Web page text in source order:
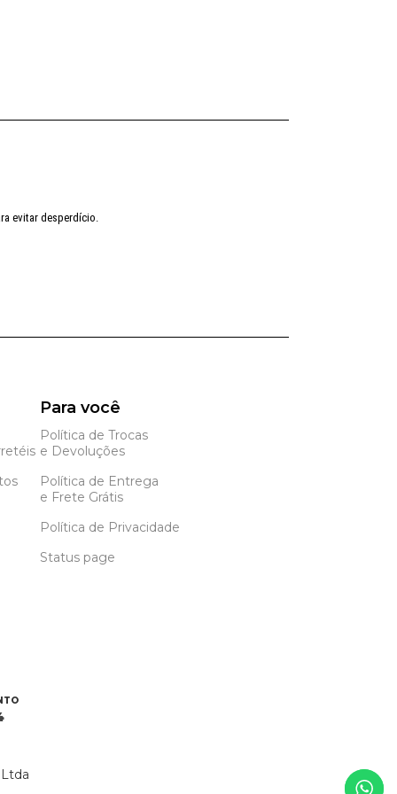
evitar desperdício.
Para você
Política de Trocas
e Devoluções
Política de Entrega
e Frete Grátis
Política de Privacidade
Status page